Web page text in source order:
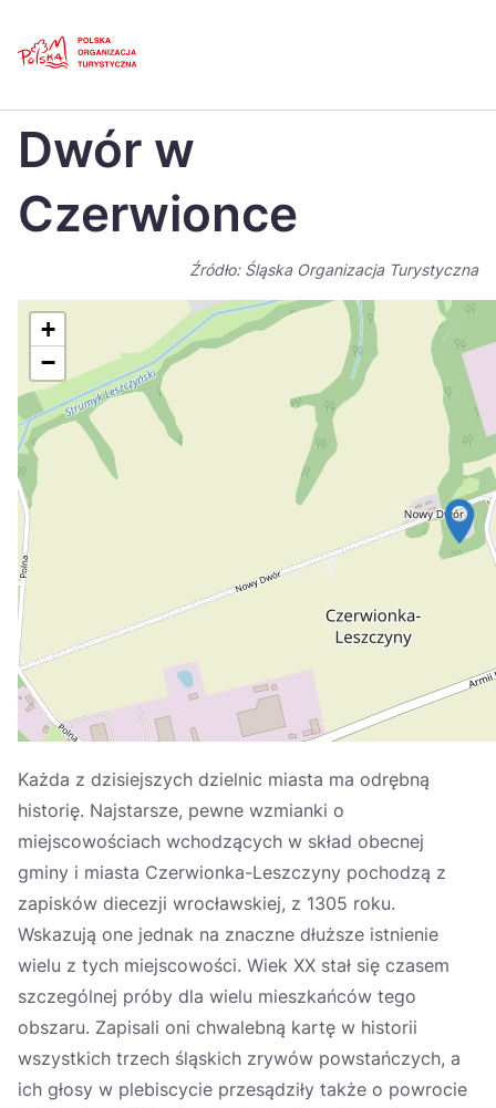
Polski
Dansk
Italiano
Nederlands 日本
Português
Suomi
Україна
Zamknij
Dwór w
Czerwionce
Źródło: Śląska Organizacja Turystyczna
+
−
Każda z dzisiejszych dzielnic miasta ma odrębną
historię. Najstarsze, pewne wzmianki o
miejscowościach wchodzących w skład obecnej
gminy i miasta Czerwionka-Leszczyny pochodzą z
zapisków diecezji wrocławskiej, z 1305 roku.
Wskazują one jednak na znaczne dłuższe istnienie
wielu z tych miejscowości. Wiek XX stał się czasem
szczególnej próby dla wielu mieszkańców tego
obszaru. Zapisali oni chwalebną kartę w historii
wszystkich trzech śląskich zrywów powstańczych, a
ich głosy w plebiscycie przesądziły także o powrocie